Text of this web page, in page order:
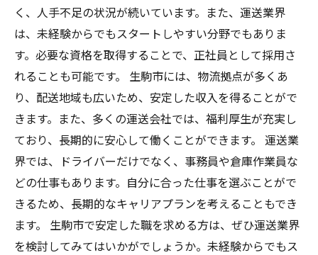
く、人手不足の状況が続いています。また、運送業界
は、未経験からでもスタートしやすい分野でもありま
す。必要な資格を取得することで、正社員として採用さ
れることも可能です。 生駒市には、物流拠点が多くあ
り、配送地域も広いため、安定した収入を得ることがで
きます。また、多くの運送会社では、福利厚生が充実し
ており、長期的に安心して働くことができます。 運送業
界では、ドライバーだけでなく、事務員や倉庫作業員な
どの仕事もあります。自分に合った仕事を選ぶことがで
きるため、長期的なキャリアプランを考えることもでき
ます。 生駒市で安定した職を求める方は、ぜひ運送業界
を検討してみてはいかがでしょうか。未経験からでもス